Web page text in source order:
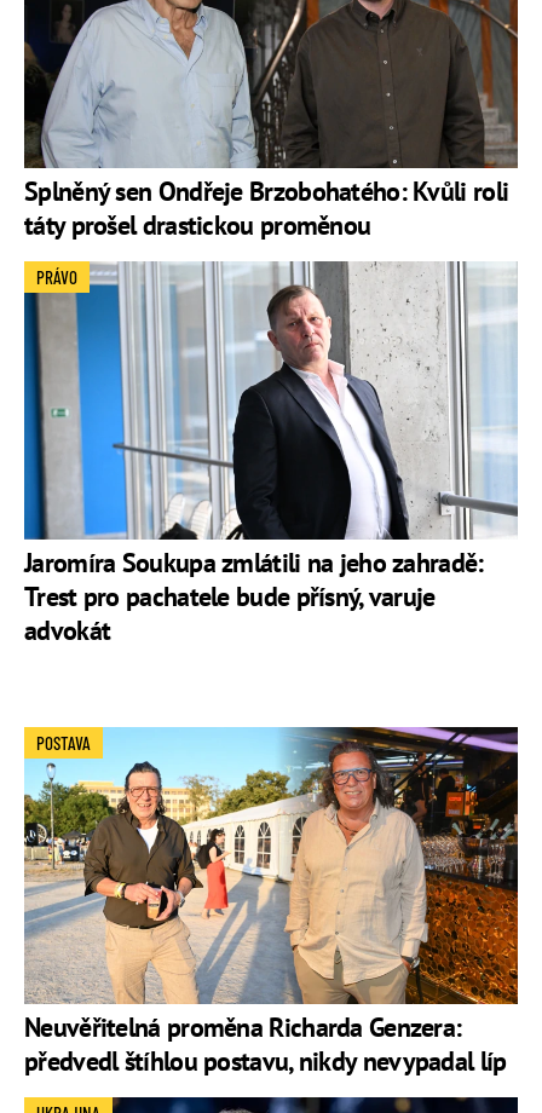
Splněný sen Ondřeje Brzobohatého: Kvůli roli
táty prošel drastickou proměnou
Jaromíra Soukupa zmlátili na jeho zahradě:
Trest pro pachatele bude přísný, varuje
advokát
PRÁVO
Neuvěřitelná proměna Richarda Genzera:
předvedl štíhlou postavu, nikdy nevypadal líp
POSTAVA